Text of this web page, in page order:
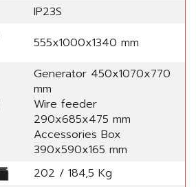
IP23S
555x1000x1340 mm
Generator 450x1070x770
mm
Wire feeder
290x685x475 mm
Accessories Box
390x590x165 mm
202 / 184,5 Kg